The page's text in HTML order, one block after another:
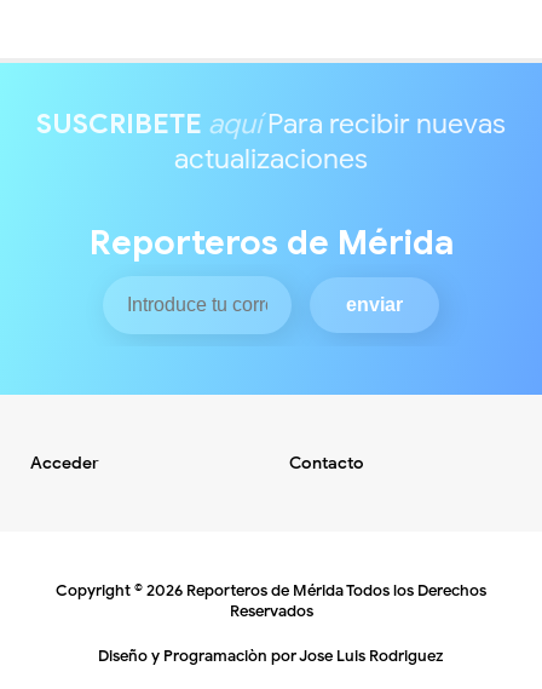
SUSCRIBETE aquíPara recibir nuevas
actualizaciones
Reporteros de Mérida
Acceder Contacto
Copyright ©2026 Reporteros de MéridaTodos los Derechos
Reservados
Diseño y Programaciòn porJose Luis Rodriguez